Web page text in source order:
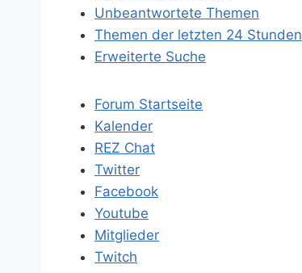
Unbeantwortete Themen
Themen der letzten 24 Stunden
Erweiterte Suche
Forum Startseite
Kalender
REZ Chat
Twitter
Facebook
Youtube
Mitglieder
Twitch